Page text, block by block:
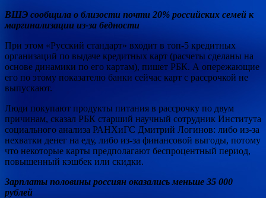
ВШЭ сообщила о близости почти 20% российских семей к
маргинализации из-за бедности
При этом «Русский стандарт» входит в топ-5 кредитных
организаций по выдаче кредитных карт (расчеты сделаны на
основе динамики по его картам), пишет РБК. А опережающие
его по этому показателю банки сейчас карт с рассрочкой не
выпускают.
Люди покупают продукты питания в рассрочку по двум
причинам, сказал РБК старший научный сотрудник Института
социального анализа РАНХиГС Дмитрий Логинов: либо из-за
нехватки денег на еду, либо из-за финансовой выгоды, потому
что некоторые карты предполагают беспроцентный период,
повышенный кэшбек или скидки.
Зарплаты половины россиян оказались меньше 35 000
рублей